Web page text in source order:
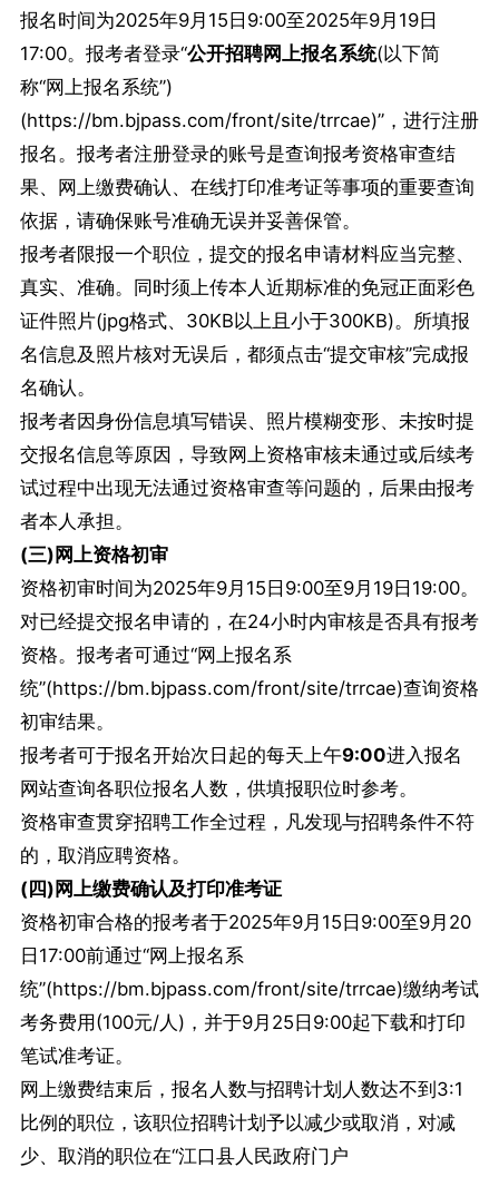
报名时间为2025年9月15日9:00至2025年9月19日
17:00。报考者登录“公开招聘网上报名系统(以下简
称“网上报名系统”)
(https://bm.bjpass.com/front/site/trrcae)”，进行注册
报名。报考者注册登录的账号是查询报考资格审查结
果、网上缴费确认、在线打印准考证等事项的重要查询
依据，请确保账号准确无误并妥善保管。
报考者限报一个职位，提交的报名申请材料应当完整、
真实、准确。同时须上传本人近期标准的免冠正面彩色
证件照片(jpg格式、30KB以上且小于300KB)。所填报
名信息及照片核对无误后，都须点击“提交审核”完成报
名确认。
报考者因身份信息填写错误、照片模糊变形、未按时提
交报名信息等原因，导致网上资格审核未通过或后续考
试过程中出现无法通过资格审查等问题的，后果由报考
者本人承担。
(三)网上资格初审
资格初审时间为2025年9月15日9:00至9月19日19:00。
对已经提交报名申请的，在24小时内审核是否具有报考
资格。报考者可通过“网上报名系
统”(https://bm.bjpass.com/front/site/trrcae)查询资格
初审结果。
报考者可于报名开始次日起的每天上午9:00进入报名
网站查询各职位报名人数，供填报职位时参考。
资格审查贯穿招聘工作全过程，凡发现与招聘条件不符
的，取消应聘资格。
(四)网上缴费确认及打印准考证
资格初审合格的报考者于2025年9月15日9:00至9月20
日17:00前通过“网上报名系
统”(https://bm.bjpass.com/front/site/trrcae)缴纳考试
考务费用(100元/人)，并于9月25日9:00起下载和打印
笔试准考证。
网上缴费结束后，报名人数与招聘计划人数达不到3:1
比例的职位，该职位招聘计划予以减少或取消，对减
少、取消的职位在“江口县人民政府门户